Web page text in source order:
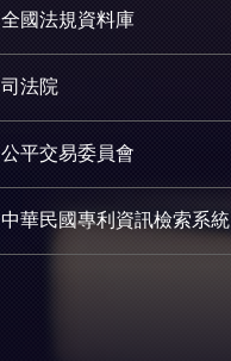
全國法規資料庫
司法院
公平交易委員會
中華民國專利資訊檢索系統